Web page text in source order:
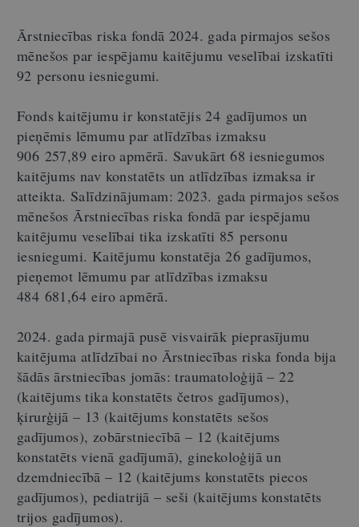
Ārstniecības riska fondā 2024. gada pirmajos sešos
mēnešos par iespējamu kaitējumu veselībai izskatīti
92 personu iesniegumi.
Fonds kaitējumu ir konstatējis 24 gadījumos un
pieņēmis lēmumu par atlīdzības izmaksu
906 257,89 eiro apmērā. Savukārt 68 iesniegumos
kaitējums nav konstatēts un atlīdzības izmaksa ir
atteikta. Salīdzinājumam: 2023. gada pirmajos sešos
mēnešos Ārstniecības riska fondā par iespējamu
kaitējumu veselībai tika izskatīti 85 personu
iesniegumi. Kaitējumu konstatēja 26 gadījumos,
pieņemot lēmumu par atlīdzības izmaksu
484 681,64 eiro apmērā.
2024. gada pirmajā pusē visvairāk pieprasījumu
kaitējuma atlīdzībai no Ārstniecības riska fonda bija
šādās ārstniecības jomās: traumatoloģijā – 22
(kaitējums tika konstatēts četros gadījumos),
ķirurģijā – 13 (kaitējums konstatēts sešos
gadījumos), zobārstniecībā – 12 (kaitējums
konstatēts vienā gadījumā), ginekoloģijā un
dzemdniecībā – 12 (kaitējums konstatēts piecos
gadījumos), pediatrijā – seši (kaitējums konstatēts
trijos gadījumos).